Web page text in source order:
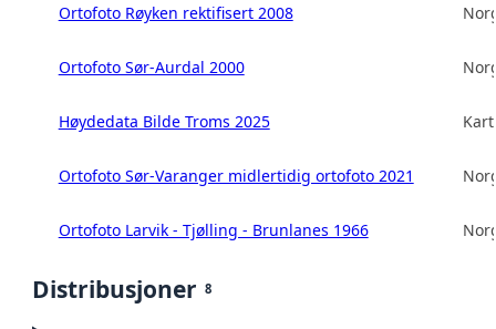
Ortofoto Røyken rektifisert 2008
Ortofoto Sør-Aurdal 2000
Høydedata Bilde Troms 2025
Ortofoto Sør-Varanger midlertidig ortofoto 2021
Ortofoto Larvik - Tjølling - Brunlanes 1966
Distribusjoner 8